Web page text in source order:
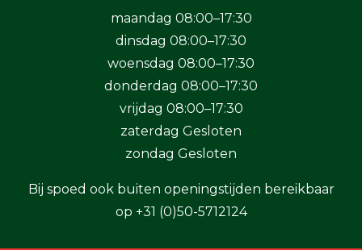
maandag 08:00–17:30
dinsdag 08:00–17:30
woensdag 08:00–17:30
donderdag 08:00–17:30
vrijdag 08:00–17:30
zaterdag Gesloten
zondag Gesloten
Bij spoed ook buiten openingstijden bereikbaar
op +31 (0)50-5712124